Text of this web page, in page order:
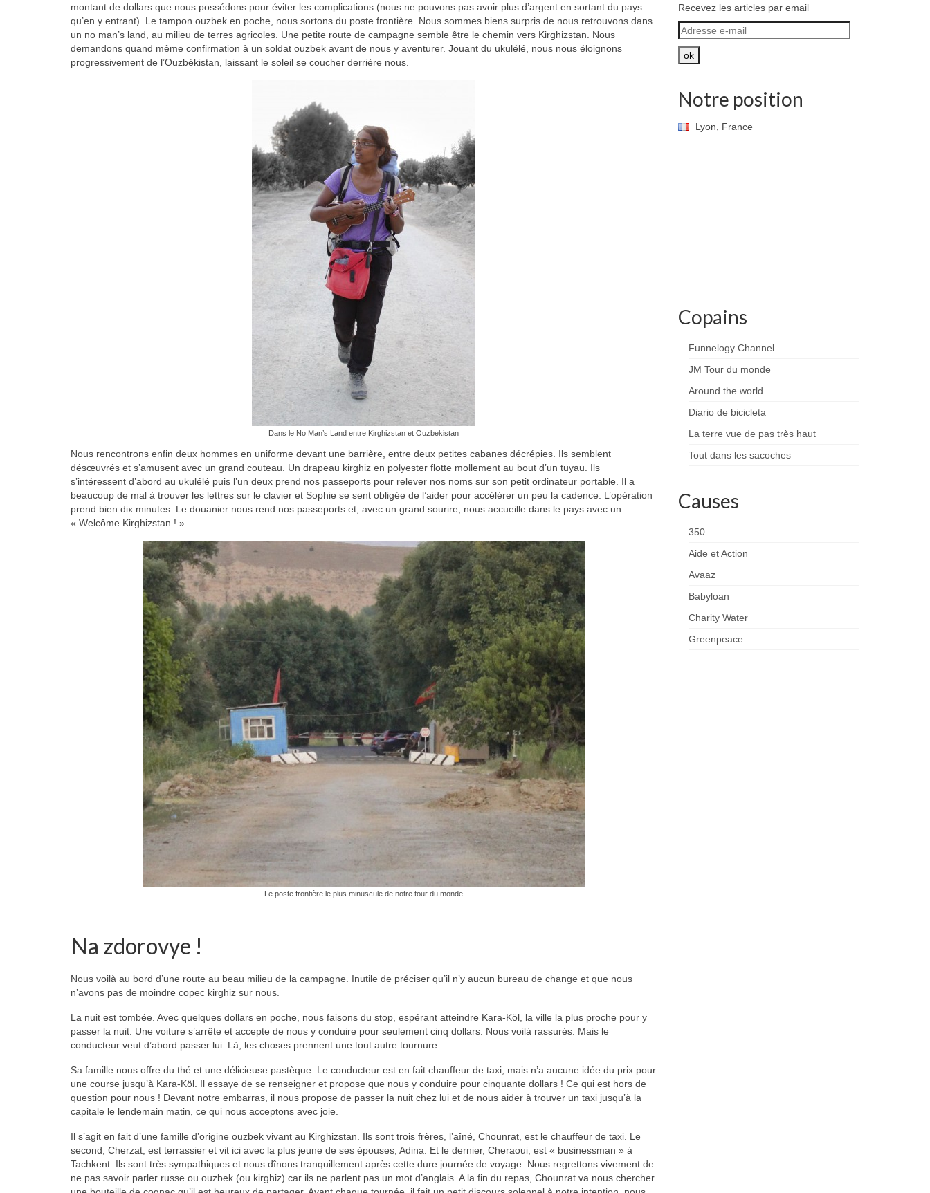
montant de dollars que nous possédons pour éviter les complications (nous ne pouvons pas avoir plus d’argent en sortant du pays
qu’en y entrant). Le tampon ouzbek en poche, nous sortons du poste frontière. Nous sommes biens surpris de nous retrouvons dans
un no man’s land, au milieu de terres agricoles. Une petite route de campagne semble être le chemin vers Kirghizstan. Nous
demandons quand même confirmation à un soldat ouzbek avant de nous y aventurer. Jouant du ukulélé, nous nous éloignons
progressivement de l’Ouzbékistan, laissant le soleil se coucher derrière nous.
Dans le No Man’s Land entre Kirghizstan et Ouzbekistan
Nous rencontrons enfin deux hommes en uniforme devant une barrière, entre deux petites cabanes décrépies. Ils semblent
désœuvrés et s’amusent avec un grand couteau. Un drapeau kirghiz en polyester flotte mollement au bout d’un tuyau. Ils
s’intéressent d’abord au ukulélé puis l’un deux prend nos passeports pour relever nos noms sur son petit ordinateur portable. Il a
beaucoup de mal à trouver les lettres sur le clavier et Sophie se sent obligée de l’aider pour accélérer un peu la cadence. L’opération
prend bien dix minutes. Le douanier nous rend nos passeports et, avec un grand sourire, nous accueille dans le pays avec un
« Welcôme Kirghizstan ! ».
Le poste frontière le plus minuscule de notre tour du monde
Na zdorovye !
Nous voilà au bord d’une route au beau milieu de la campagne. Inutile de préciser qu’il n’y aucun bureau de change et que nous
n’avons pas de moindre copec kirghiz sur nous.
La nuit est tombée. Avec quelques dollars en poche, nous faisons du stop, espérant atteindre Kara-Köl, la ville la plus proche pour y
passer la nuit. Une voiture s’arrête et accepte de nous y conduire pour seulement cinq dollars. Nous voilà rassurés. Mais le
conducteur veut d’abord passer lui. Là, les choses prennent une tout autre tournure.
Sa famille nous offre du thé et une délicieuse pastèque. Le conducteur est en fait chauffeur de taxi, mais n’a aucune idée du prix pour
une course jusqu’à Kara-Köl. Il essaye de se renseigner et propose que nous y conduire pour cinquante dollars ! Ce qui est hors de
question pour nous ! Devant notre embarras, il nous propose de passer la nuit chez lui et de nous aider à trouver un taxi jusqu’à la
capitale le lendemain matin, ce qui nous acceptons avec joie.
Il s’agit en fait d’une famille d’origine ouzbek vivant au Kirghizstan. Ils sont trois frères, l’aîné, Chounrat, est le chauffeur de taxi. Le
second, Cherzat, est terrassier et vit ici avec la plus jeune de ses épouses, Adina. Et le dernier, Cheraoui, est « businessman » à
Tachkent. Ils sont très sympathiques et nous dînons tranquillement après cette dure journée de voyage. Nous regrettons vivement de
ne pas savoir parler russe ou ouzbek (ou kirghiz) car ils ne parlent pas un mot d’anglais. A la fin du repas, Chounrat va nous chercher
Recevez les articles par email
Adresse
e-
mail
ok
Notre position
Lyon, France
Copains
Funnelogy Channel
JM Tour du monde
Around the world
Diario de bicicleta
La terre vue de pas très haut
Tout dans les sacoches
Causes
350
Aide et Action
Avaaz
Babyloan
Charity Water
Greenpeace